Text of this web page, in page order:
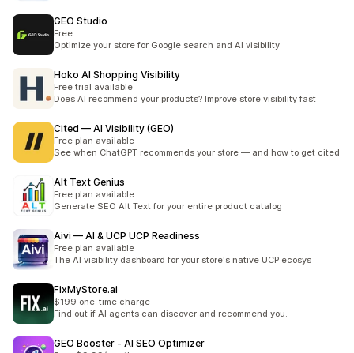
GEO Studio
Free
Optimize your store for Google search and AI visibility
Hoko AI Shopping Visibility
Free trial available
Does AI recommend your products? Improve store visibility fast
Cited — AI Visibility (GEO)
Free plan available
See when ChatGPT recommends your store — and how to get cited
Alt Text Genius
Free plan available
Generate SEO Alt Text for your entire product catalog
Aivi — AI & UCP UCP Readiness
Free plan available
The AI visibility dashboard for your store's native UCP ecosys
FixMyStore.ai
$199 one-time charge
Find out if AI agents can discover and recommend you.
GEO Booster ‑ AI SEO Optimizer